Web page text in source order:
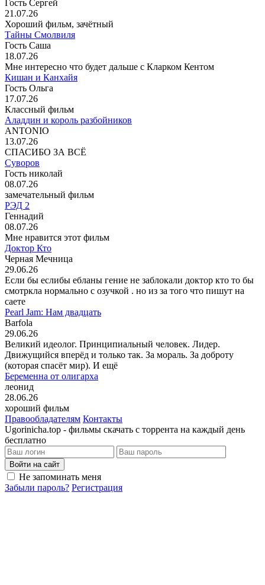
Гость Сергей
21.07.26
Хороший фильм, зачётный
Тайны Смолвиля
Гость Саша
18.07.26
Мне интересно что будет дальше с Кларком Кентом
Кишан и Канхайя
Гость Ольга
17.07.26
Классный фильм
Аладдин и король разбойников
ANTONIO
13.07.26
СПАСИБО ЗА ВСЁ
Суворов
Гость николай
08.07.26
замечательный фильм
РЭД 2
Геннадий
08.07.26
Мне нравится этот фильм
Доктор Кто
Черная Мечница
29.06.26
Если бы еслибы ебланы гение не заблокали доктор кто то бы
смотркла нормально с озучкой . но из за того что пишут на
саете
Pearl Jam: Нам двадцать
Barfola
29.06.26
Великий идеолог. Принципиальный человек. Лидер.
Движущийся вперёд и только так. За мораль. За доброту
(которая спасёт мир). И ещё
Беременна от олигарха
леонид
28.06.26
хороший фильм
Правообладателям Контакты
Ugorinicha.top - фильмы скачать с торрента на каждый день
бесплатно
Войти на сайт
Не запоминать меня
Забыли пароль? Регистрация